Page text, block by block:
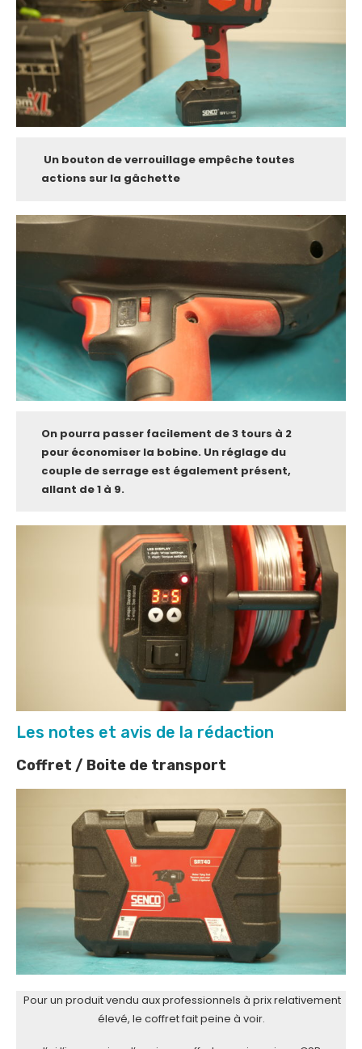
Un bouton de verrouillage empêche toutes
actions sur la gâchette
On pourra passer facilement de 3 tours à 2
pour économiser la bobine. Un réglage du
couple de serrage est également présent,
allant de 1 à 9.
Les notes et avis de la rédaction
Coffret / Boite de transport
Pour un produit vendu aux professionnels à prix relativement
élevé, le coffret fait peine à voir.